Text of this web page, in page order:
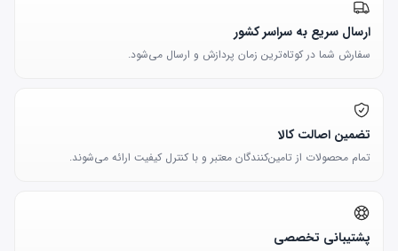
ارسال سریع به سراسر کشور
سفارش شما در کوتاه‌ترین زمان پردازش و ارسال می‌شود.
تضمین اصالت کالا
تمام محصولات از تامین‌کنندگان معتبر و با کنترل کیفیت ارائه می‌شوند.
پشتیبانی تخصصی